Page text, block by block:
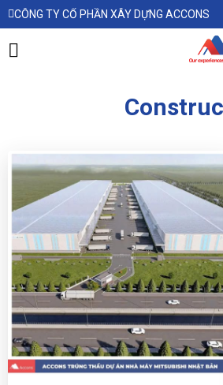
CÔNG TY CỔ PHẦN XÂY DỰNG ACCONS